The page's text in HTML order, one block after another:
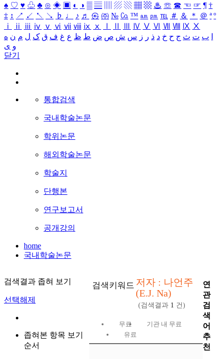
♠ ♡ ♥ ♧ ♣ ⊙ ◈ ▣ ◐ ◑ ▒ ▤ ▨ ▧ ▦ ▩ ♨ ☏ ☎ ☜ ☞ ¶ †
‡ ↕ ↗ ↙ ↖ ↘ ♭ ♩ ♪ ♬ ㉿ ㈜ № ㏇ ™ ㏂ ㏘ ℡ ＃ ＆ ＊ ＠ ª º
ⅰ
ⅱ ⅲ ⅳ ⅴ ⅵ ⅶ ⅷ ⅸ ⅹ Ⅳ Ⅴ Ⅵ Ⅶ Ⅷ Ⅸ Ⅹ
ب ت ث ج ح خ د ذ ر ز س ش ص ض ط ظ ع غ ف ق ک ل م ن ه
و ی
닫기
통합검색
국내학술논문
학위논문
해외학술논문
학술지
단행본
연구보고서
공개강의
home
국내학술논문
검색결과 좁혀 보기
선택해제
좁혀본 항목 보기
순서
검색키워드 저자 : 나언주
(E.J. Na)
(검색결과 1 건)
무료
기관 내 무료
유료
연
관
검
색
어
추
천